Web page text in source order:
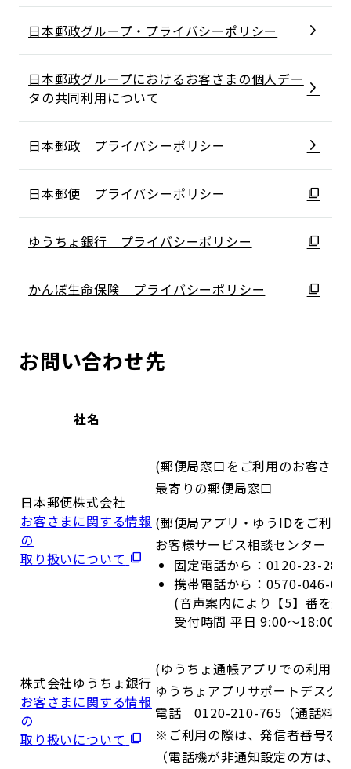
日本郵政グループ・プライバシーポリシー
日本郵政グループにおけるお客さまの個人デー
タの共同利用について
日本郵政 プライバシーポリシー
日本郵便 プライバシーポリシー
ゆうちょ銀行 プライバシーポリシー
かんぽ生命保険 プライバシーポリシー
お問い合わせ先
社名
日本郵便株式会社
お客さまに関する情報
の
取り扱いについて
(郵便局窓口をご利用のお客さま)
最寄りの郵便局窓口
(郵便局アプリ・ゆうIDをご利用
お客様サービス相談センター
固定電話から：0120-23-28-
携帯電話から：0570-046-
(音声案内により【5】番を選
受付時間 平日 9:00～18:00
株式会社ゆうちょ銀行
お客さまに関する情報
の
取り扱いについて
(ゆうちょ通帳アプリでの利用
ゆうちょアプリサポートデスク
電話 0120-210-765（通話料無
※ご利用の際は、発信者番号を
（電話機が非通知設定の方は